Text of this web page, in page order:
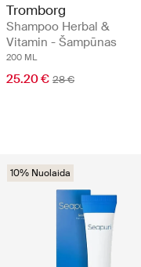
Tromborg
Shampoo Herbal &
Vitamin - Šampūnas
200 ML
25.20 € 28 €
10% Nuolaida